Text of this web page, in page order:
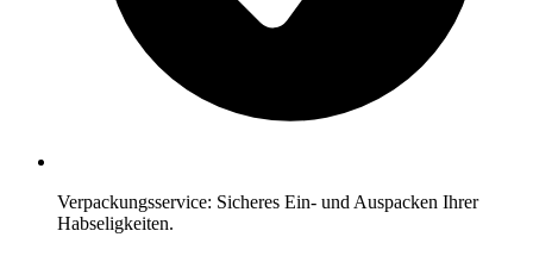
Verpackungsservice: Sicheres Ein- und Auspacken Ihrer
Habseligkeiten.